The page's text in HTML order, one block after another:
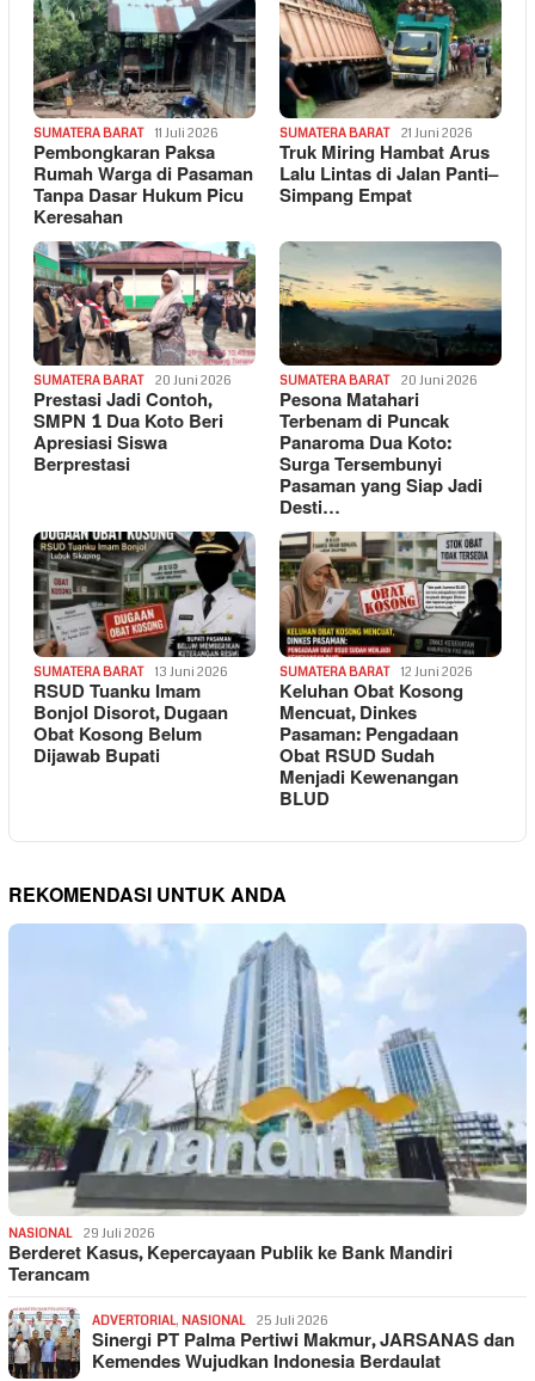
SUMATERA BARAT 11 Juli 2026
Pembongkaran Paksa
Rumah Warga di Pasaman
Tanpa Dasar Hukum Picu
Keresahan
SUMATERA BARAT 21 Juni 2026
Truk Miring Hambat Arus
Lalu Lintas di Jalan Panti–
Simpang Empat
SUMATERA BARAT 20 Juni 2026
Prestasi Jadi Contoh,
SMPN 1 Dua Koto Beri
Apresiasi Siswa
Berprestasi
SUMATERA BARAT 20 Juni 2026
Pesona Matahari
Terbenam di Puncak
Panaroma Dua Koto:
Surga Tersembunyi
Pasaman yang Siap Jadi
Desti…
SUMATERA BARAT 13 Juni 2026
RSUD Tuanku Imam
Bonjol Disorot, Dugaan
Obat Kosong Belum
Dijawab Bupati
SUMATERA BARAT 12 Juni 2026
Keluhan Obat Kosong
Mencuat, Dinkes
Pasaman: Pengadaan
Obat RSUD Sudah
Menjadi Kewenangan
BLUD
REKOMENDASI UNTUK ANDA
NASIONAL 29 Juli 2026
Berderet Kasus, Kepercayaan Publik ke Bank Mandiri
Terancam
ADVERTORIAL, NASIONAL 25 Juli 2026
Sinergi PT Palma Pertiwi Makmur, JARSANAS dan
Kemendes Wujudkan Indonesia Berdaulat